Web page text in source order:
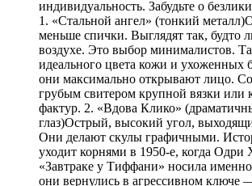
индивидуальность. Забудьте о
1. «Стальной ангел» (тонкий
меньше спички. Выглядят так, будто
воздухе. Это выбор минималистов.
идеального цвета кожи и ухоженных
они максимально открывают лицо.
грубым свитером крупной вязки или
фактур. 2. «Вдова Клико»
глаз)Острый, высокий угол,
Они делают скулы графичными.
уходит корнями в 1950-е, когда Одри
«Завтраке у Тиффани» носила
они вернулись в агрессивном ключе